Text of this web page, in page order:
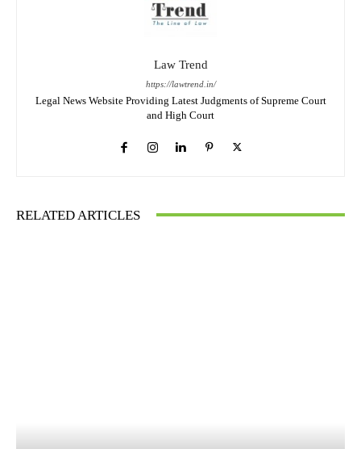
Law Trend
https://lawtrend.in/
Legal News Website Providing Latest Judgments of Supreme Court
and High Court
RELATED ARTICLES